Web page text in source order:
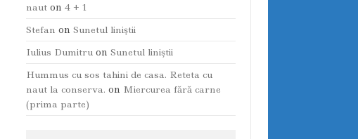
naut on4 + 1
Stefan onSunetul liniştii
Iulius Dumitru onSunetul liniştii
Hummus cu sos tahini de casa. Reteta cu
naut la conserva. on Miercurea fără carne
(prima parte)